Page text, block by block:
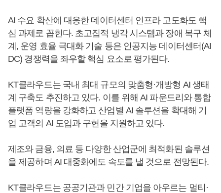
AI 수요 확산에 대응한 데이터센터 인프라 고도화도 핵
심 과제로 꼽힌다. 초고집적 냉각 시스템과 장애 복구 체
계, 운영 효율 극대화 기술 등은 인공지능 데이터센터(AI
DC) 경쟁력을 좌우할 핵심 요소로 평가된다.
KT클라우드는 국내 최대 규모의 맞춤형·개방형 AI 생태
계 구축도 추진하고 있다. 이를 위해 AI 파운드리와 통합
플랫폼 역량을 강화하고 산업별 AI 솔루션을 확대해 기
업 고객의 AI 도입과 구현을 지원하고 있다.
제조와 금융, 의료 등 다양한 산업군에 최적화된 솔루션
을 제공하며 AI 대중화에도 속도를 낼 것으로 전망된다.
KT클라우드는 공공기관과 민간 기업을 아우르는 멀티·